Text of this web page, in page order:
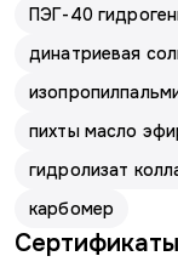
ПЭГ-40
динатриевая
пихты масло
гидролизат
карбомер
Сертификаты